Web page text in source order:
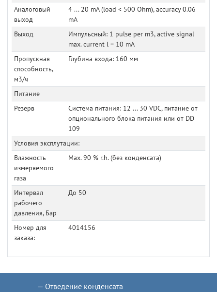
Аналоговый
выход
4 ... 20 mA (load < 500 Ohm), accuracy 0.06
mA
Выход
Импульсный: 1 pulse per m3, active signal
max. current l = 10 mA
Пропускная
способность,
м3/ч
Глубина входа: 160 мм
Питание
Резерв
Система питания: 12 ... 30 VDC, питание от
опционального блока питания или от DD
109
Условия эксплутации:
Влажность
измеряемого
газа
Max. 90 % r.h. (без конденсата)
Интервал
рабочего
давления, Бар
До 50
Номер для
заказа:
4014156
Отведение конденсата